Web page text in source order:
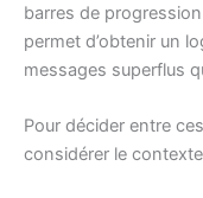
barres de
permet d’obtenir un
messages superflus
Pour décider entre
considérer le